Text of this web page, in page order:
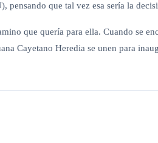
que tal vez esa sería la
que quería para ella. Cuando se
Cayetano Heredia se unen para